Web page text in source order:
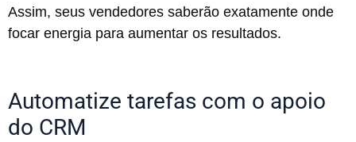
Assim, seus vendedores saberão exatamente onde
focar energia para aumentar os resultados.
Automatize tarefas com o apoio
do CRM